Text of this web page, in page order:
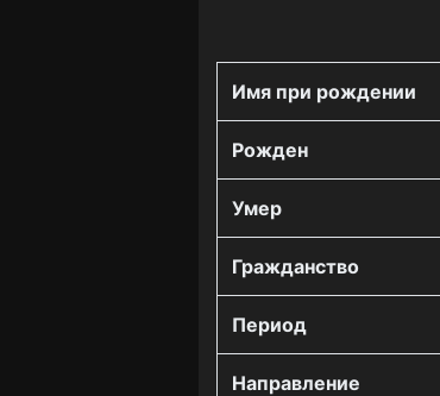
Имя при рождении
Рожден
Умер
Гражданство
Период
Направление